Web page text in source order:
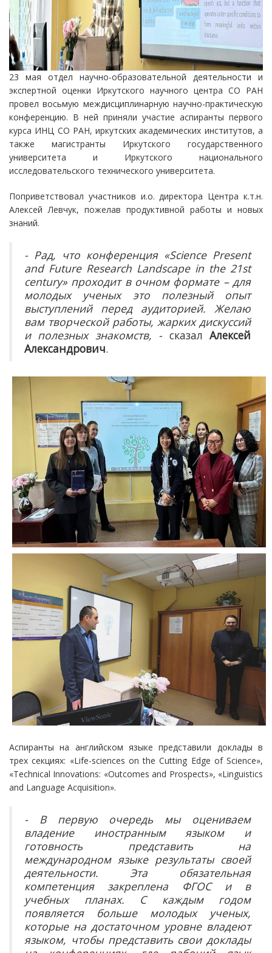
23 мая отдел научно-образовательной деятельности и
экспертной оценки Иркутского научного центра СО РАН
провел восьмую междисциплинарную научно-практическую
конференцию. В ней приняли участие аспиранты первого
курса ИНЦ СО РАН, иркутских академических институтов, а
также магистранты Иркутского государственного
университета и Иркутского национального
исследовательского технического университета.
Поприветствовал участников и.о. директора Центра к.т.н.
Алексей Левчук, пожелав продуктивной работы и новых
знаний.
- Рад, что конференция «Science Present
and Future Research Landscape in the 21st
century» проходит в очном формате – для
молодых ученых это полезный опыт
выступлений перед аудиторией. Желаю
вам творческой работы, жарких дискуссий
и полезных знакомств, - сказалАлексей
Александрович.
Аспиранты на английском языке представили доклады в
трех секциях: «Life-sciences on the Cutting Edge of Science»,
«Technical Innovations: «Outcomes and Prospects», «Linguistics
and Language Acquisition».
- В первую очередь мы оцениваем
владение иностранным языком и
готовность представить на
международном языке результаты своей
деятельности. Эта обязательная
компетенция закреплена ФГОС и в
учебных планах. С каждым годом
появляется больше молодых ученых,
которые на достаточном уровне владеют
языком, чтобы представить свои доклады